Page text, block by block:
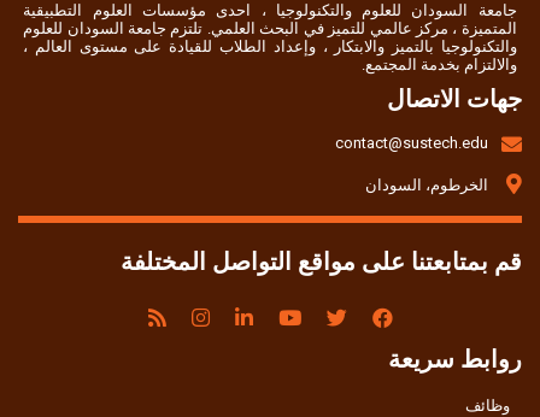
جامعة السودان للعلوم والتكنولوجيا ، احدى مؤسسات العلوم التطبيقية
المتميزة ، مركز عالمي للتميز في البحث العلمي. تلتزم جامعة السودان للعلوم
والتكنولوجيا بالتميز والابتكار ، وإعداد الطلاب للقيادة على مستوى العالم ،
والالتزام بخدمة المجتمع.
جهات الاتصال
contact@sustech.edu
الخرطوم، السودان
قم بمتابعتنا على مواقع التواصل المختلفة
روابط سريعة
وظائف